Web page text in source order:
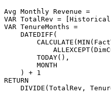
Avg Monthly Revenue =
VAR TotalRev = [Historical
VAR TenureMonths =
    DATEDIFF(
        TODAY(),
        MONTH
    ) + 1
RETURN
DIVIDE(TotalRev,